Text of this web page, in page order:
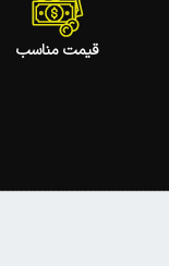
قیمت مناسب